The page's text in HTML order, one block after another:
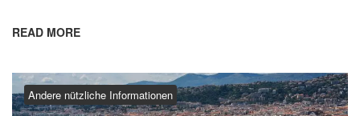
READ MORE
Andere nützliche Informationen